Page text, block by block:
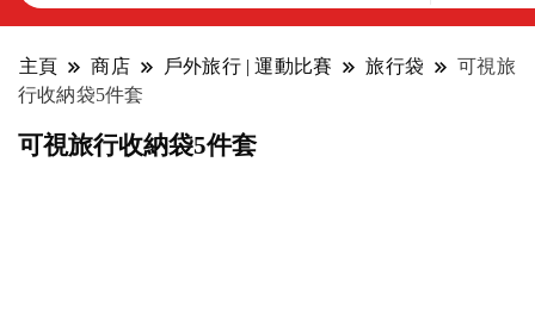
主頁 商店 戶外旅行 | 運動比賽 旅行袋
可視旅
行收納袋5件套
可視旅行收納袋5件套